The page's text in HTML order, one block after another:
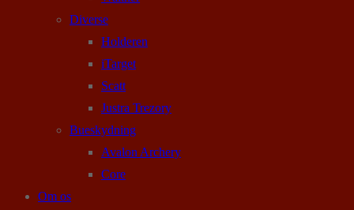
Diverse
Holderen
iTarget
Scatt
Justra Trezory
Bueskydning
Avalon Archery
Core
Om os